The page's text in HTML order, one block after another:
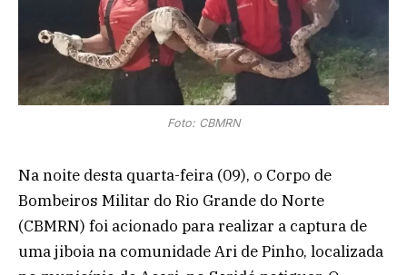
Foto: CBMRN
Na noite desta quarta-feira (09), o Corpo de
Bombeiros Militar do Rio Grande do Norte
(CBMRN) foi acionado para realizar a captura de
uma jiboia na comunidade Ari de Pinho, localizada